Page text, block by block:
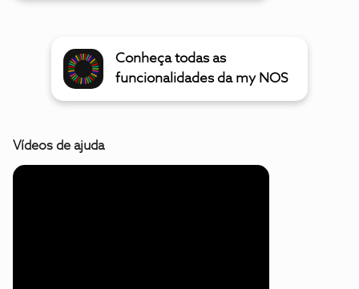
Conheça todas as
funcionalidades da my NOS
Vídeos de ajuda